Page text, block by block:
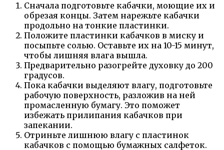
Сначала подготовьте кабачки, моющие их и
обрезая концы. Затем нарежьте кабачки
продольно на тонкие пластинки.
Положите пластинки кабачков в миску и
посыпьте солью. Оставьте их на 10-15 минут,
чтобы лишняя влага вышла.
Предварительно разогрейте духовку до 200
градусов.
Пока кабачки выделяют влагу, подготовьте
рабочую поверхность, разложив на ней
промасленную бумагу. Это поможет
избежать прилипания кабачков при
запекании.
Отриньте лишнюю влагу с пластинок
кабачков с помощью бумажных салфеток.